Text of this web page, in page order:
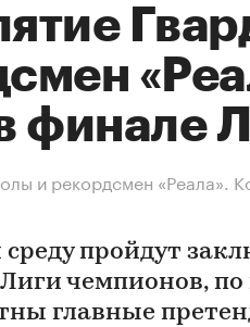
финале
и рекордсмен «Реала».
пройдут
чемпионов, по
главные